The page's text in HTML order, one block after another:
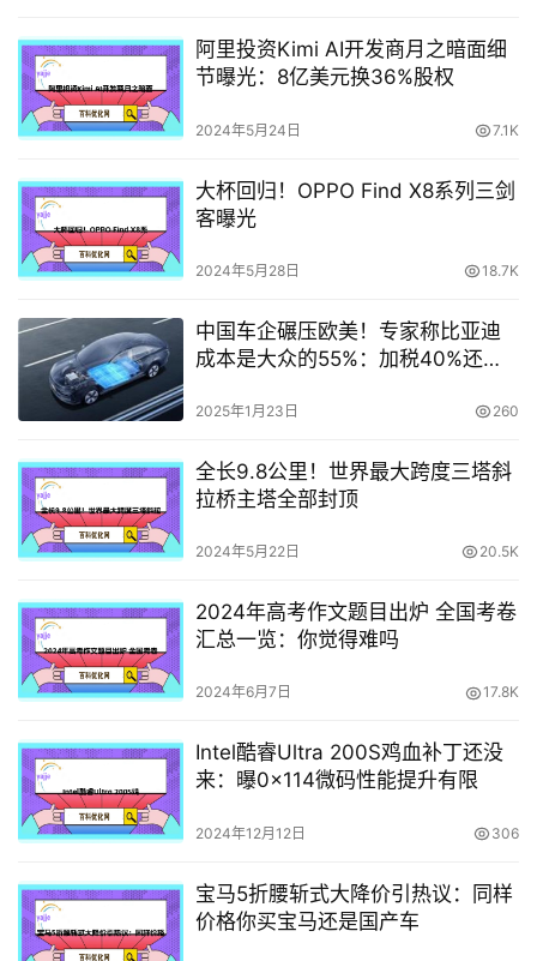
阿里投资Kimi AI开发商月之暗面细
节曝光：8亿美元换36%股权
2024年5月24日 7.1K
大杯回归！OPPO Find X8系列三剑
客曝光
2024年5月28日 18.7K
中国车企碾压欧美！专家称比亚迪
成本是大众的55%：加税40%还比
2025年1月23日 260
全长9.8公里！世界最大跨度三塔斜
拉桥主塔全部封顶
2024年5月22日 20.5K
2024年高考作文题目出炉 全国考卷
汇总一览：你觉得难吗
2024年6月7日 17.8K
Intel酷睿Ultra 200S鸡血补丁还没
来：曝0x114微码性能提升有限
2024年12月12日 306
宝马5折腰斩式大降价引热议：同样
价格你买宝马还是国产车